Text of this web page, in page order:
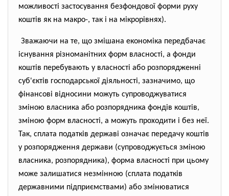
можливості застосування безфондової форми руху
коштів як на макро-, так і на мікрорівнях).
Зважаючи на те, що змішана економіка передбачає
існування різноманітних форм власності, а фонди
коштів перебувають у власності або розпорядженні
суб'єктів господарської діяльності, зазначимо, що
фінансові відносини можуть супроводжуватися
зміною власника або розпорядника фондів коштів,
зміною форм власності, а можуть проходити і без неї.
Так, сплата податків державі означає передачу коштів
у розпорядження держави (супроводжується зміною
власника, розпорядника), форма власності при цьому
може залишатися незмінною (сплата податків
державними підприємствами) або змінюватися